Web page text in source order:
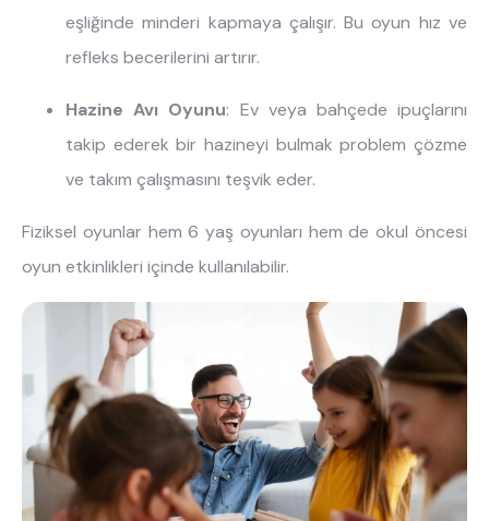
eşliğinde minderi kapmaya çalışır. Bu oyun hız ve
refleks becerilerini artırır.
Hazine Avı Oyunu: Ev veya bahçede ipuçlarını
takip ederek bir hazineyi bulmak problem çözme
ve takım çalışmasını teşvik eder.
Fiziksel oyunlar hem 6 yaş oyunları hem de okul öncesi
oyun etkinlikleri içinde kullanılabilir.